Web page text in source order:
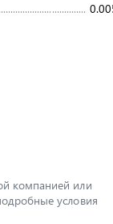
компанией или
условия